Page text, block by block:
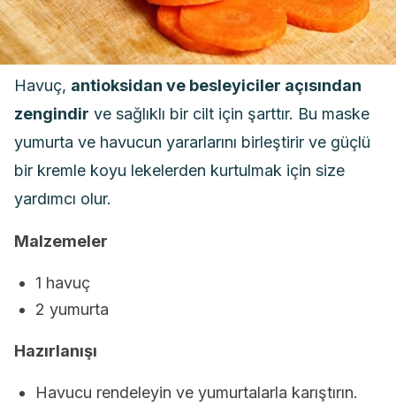
Havuç, antioksidan ve besleyiciler açısından
zengindir ve sağlıklı bir cilt için şarttır. Bu maske
yumurta ve havucun yararlarını birleştirir ve güçlü
bir kremle koyu lekelerden kurtulmak için size
yardımcı olur.
Malzemeler
1 havuç
2 yumurta
Hazırlanışı
Havucu rendeleyin ve yumurtalarla karıştırın.